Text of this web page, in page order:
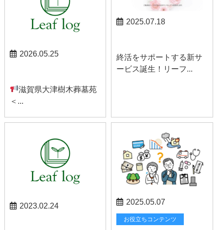
2026.05.25
滋賀県大津樹木葬墓苑
＜...
2025.07.18
終活をサポートする新サ
ービス誕生！リーフ...
2023.02.24 2025.05.07
お役立ちコンテンツ